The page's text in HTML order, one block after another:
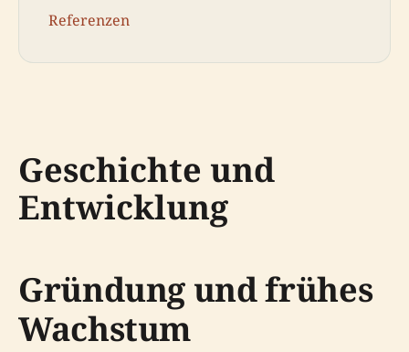
Referenzen
Geschichte und
Entwicklung
Gründung und frühes
Wachstum